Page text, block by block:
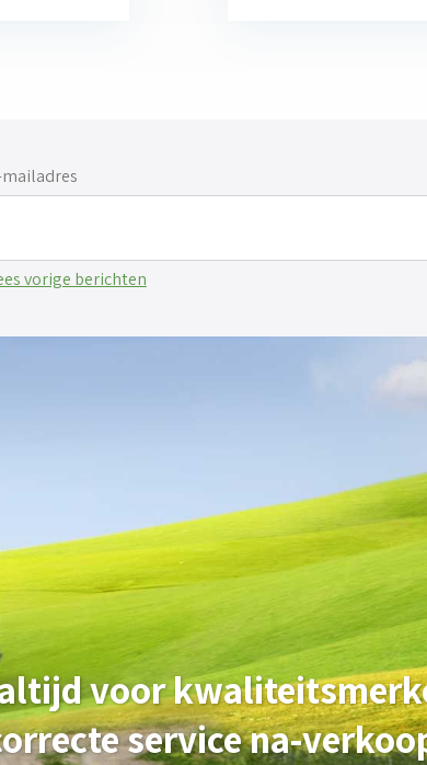
mailadres
vorige berichten
voor
service na-